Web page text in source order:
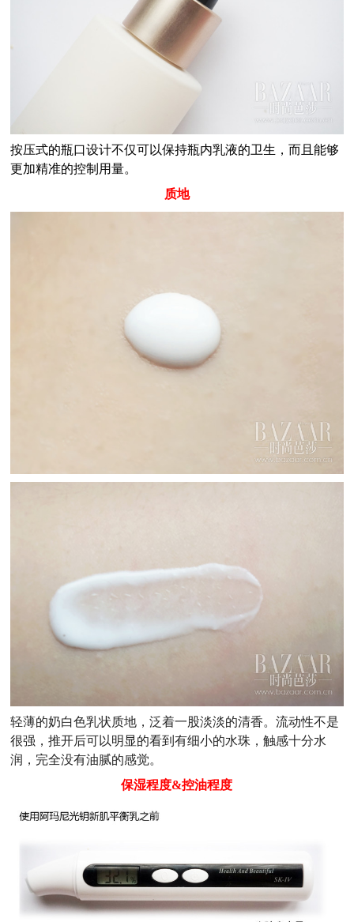
按压式的瓶口设计不仅可以保持瓶内乳液的卫生，而且能够
更加精准的控制用量。
质地
轻薄的奶白色乳状质地，泛着一股淡淡的清香。流动性不是
很强，推开后可以明显的看到有细小的水珠，触感十分水
润，完全没有油腻的感觉。
保湿程度&控油程度